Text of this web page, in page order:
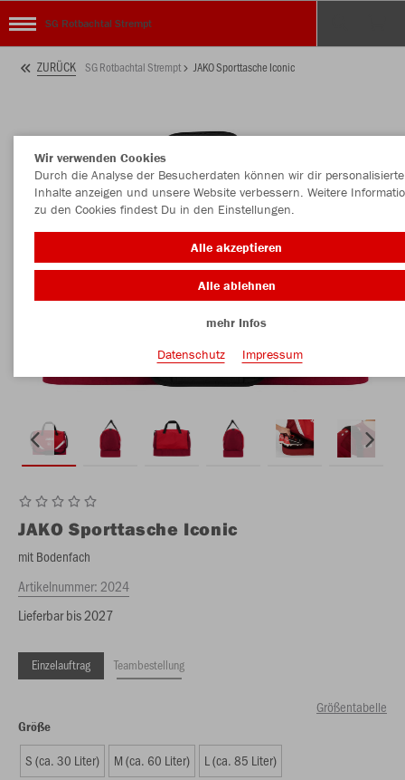
SG Rotbachtal Strempt
ZURÜCK SG Rotbachtal Strempt JAKO Sporttasche Iconic
JAKO Sporttasche Iconic
mit Bodenfach
Artikelnummer: 2024
Lieferbar bis 2027
Einzelauftrag Teambestellung
Größentabelle
Größe
S (ca. 30 Liter) M (ca. 60 Liter) L (ca. 85 Liter)
Wir verwenden Cookies
Durch die Analyse der Besucherdaten können wir dir personalisierte
Inhalte anzeigen und unsere Website verbessern. Weitere
zu den Cookies findest Du in den Einstellungen.
Alle akzeptieren
Alle ablehnen
mehr Infos
Datenschutz
Impressum